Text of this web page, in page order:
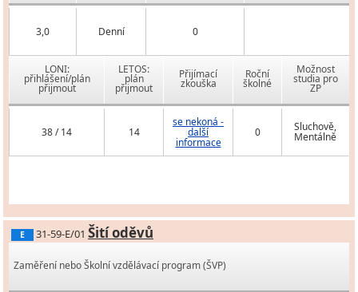
3,0 Denní 0
LONI:
přihlášení/plán
přijmout
LETOS:
plán
přijmout
Přijímací
zkouška
Roční
školné
Možnost
studia pro
ZP
38 / 14 14
se nekoná -
další
informace
0 Sluchově,
Mentálně
E 31-59-E/01 Šití oděvů
Zaměření nebo Školní vzdělávací program (ŠVP)